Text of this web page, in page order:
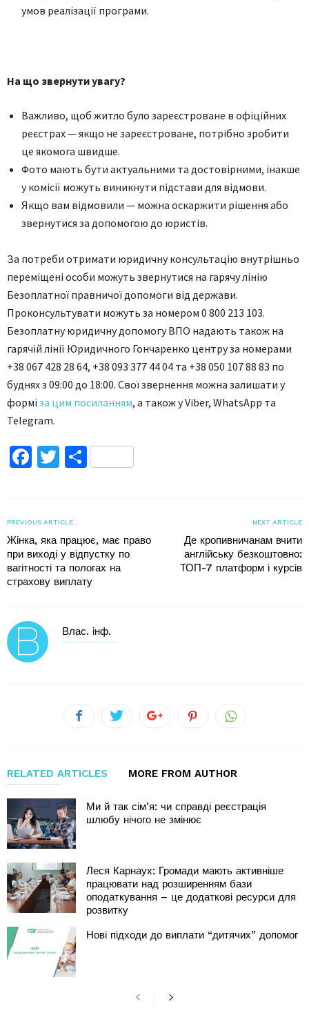
умов реалізації програми.
На що звернути увагу?
Важливо, щоб житло було зареєстроване в офіційних
реєстрах — якщо не зареєстроване, потрібно зробити
це якомога швидше.
Фото мають бути актуальними та достовірними, інакше
у комісії можуть виникнути підстави для відмови.
Якщо вам відмовили — можна оскаржити рішення або
звернутися за допомогою до юристів.
За потреби отримати юридичну консультацію внутрішньо
переміщені особи можуть звернутися на гарячу лінію
Безоплатної правничої допомоги від держави.
Проконсультувати можуть за номером 0 800 213 103.
Безоплатну юридичну допомогу ВПО надають також на
гарячій лінії Юридичного Гончаренко центру за номерами
+38 067 428 28 64, +38 093 377 44 04 та +38 050 107 88 83 по
буднях з 09:00 до 18:00. Свої звернення можна залишати у
формі за цим посиланням, а також у Viber, WhatsApp та
Telegram.
Facebook
TwitterПоділитися
PREVIOUS ARTICLE
Жінка, яка працює, має право
при виході у відпустку по
вагітності та пологах на
страхову виплату
NEXT ARTICLE
Де кропивничанам вчити
англійську безкоштовно:
ТОП-7 платформ і курсів
Влас. інф.
RELATED ARTICLES MORE FROM AUTHOR
Ми й так сім’я: чи справді реєстрація
шлюбу нічого не змінює
Леся Карнаух: Громади мають активніше
працювати над розширенням бази
оподаткування – це додаткові ресурси для
розвитку
Нові підходи до виплати “дитячих” допомог